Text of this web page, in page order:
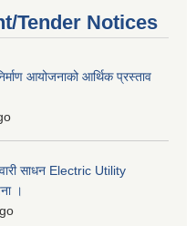
Tender Notices
आयोजनाको आर्थिक प्रस्ताव
साधन Electric Utility
।